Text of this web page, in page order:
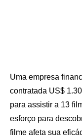
Uma empresa
contratada US$
para assistir a 13
esforço para
filme afeta sua